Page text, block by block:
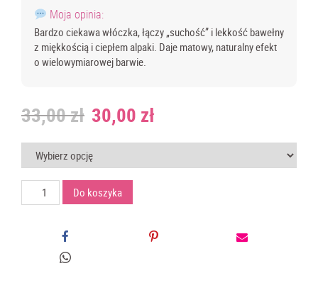
Moja opinia:
Bardzo ciekawa włóczka, łączy „suchość” i lekkość bawełny
z miękkością i ciepłem alpaki. Daje matowy, naturalny efekt
o wielowymiarowej barwie.
33,00zł 30,00 zł
Duna
Do koszyka